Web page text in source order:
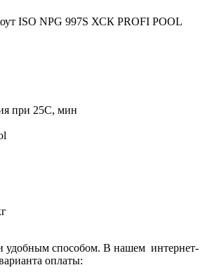
ISO NPG 997S ХСК PROFI POOL
при 25С, мин
удобным способом. В нашем интернет-
оплаты: